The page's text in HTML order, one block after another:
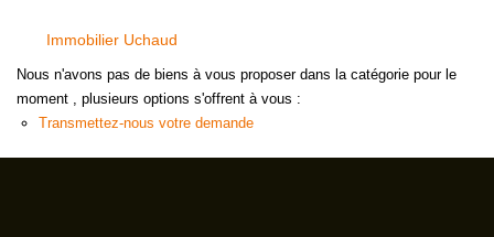
NOS AGENCES
CONTACT
Créer une alerte
Immobilier Uchaud
Nous n'avons pas de biens à vous proposer dans la catégorie pour le
moment , plusieurs options s'offrent à vous :
Transmettez-nous votre demande